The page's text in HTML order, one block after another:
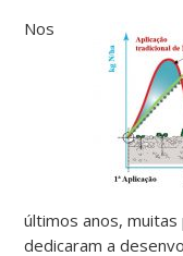
Nos
últimos anos,
dedicaram a